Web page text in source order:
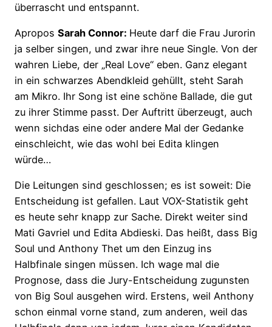
überrascht und entspannt.
Apropos Sarah Connor: Heute darf die Frau Jurorin
ja selber singen, und zwar ihre neue Single. Von der
wahren Liebe, der „Real Love“ eben. Ganz elegant
in ein schwarzes Abendkleid gehüllt, steht Sarah
am Mikro. Ihr Song ist eine schöne Ballade, die gut
zu ihrer Stimme passt. Der Auftritt überzeugt, auch
wenn sichdas eine oder andere Mal der Gedanke
einschleicht, wie das wohl bei Edita klingen
würde…
Die Leitungen sind geschlossen; es ist soweit: Die
Entscheidung ist gefallen. Laut VOX-Statistik geht
es heute sehr knapp zur Sache. Direkt weiter sind
Mati Gavriel und Edita Abdieski. Das heißt, dass Big
Soul und Anthony Thet um den Einzug ins
Halbfinale singen müssen. Ich wage mal die
Prognose, dass die Jury-Entscheidung zugunsten
von Big Soul ausgehen wird. Erstens, weil Anthony
schon einmal vorne stand, zum anderen, weil das